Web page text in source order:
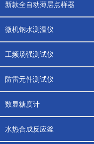
新款全自动薄层点样器
微机钢水测温仪
工频场强测试仪
防雷元件测试仪
数显糖度计
水热合成反应釜